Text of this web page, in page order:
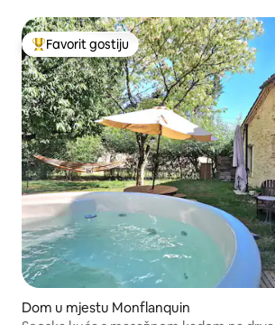
Glavni favorit gostiju
Favorit gostiju
Dom u mjestu Monflanquin